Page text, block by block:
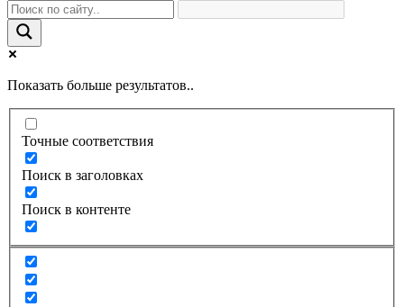
Показать больше результатов..
Точные соответствия
Поиск в заголовках
Поиск в контенте